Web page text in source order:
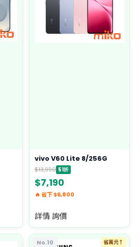
vivo V60 Lite 8/256G
$13,990 51折
$7,190
🔥 省下 $6,800
詳情 詢價
No.10 省萬元↑